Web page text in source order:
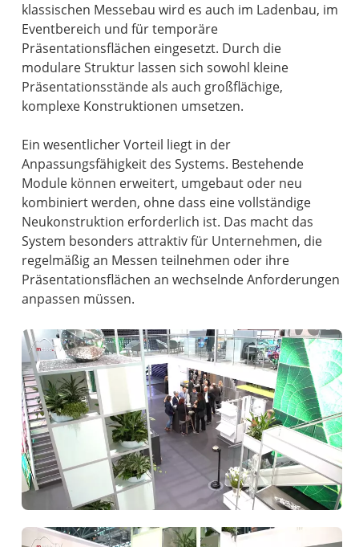
klassischen Messebau wird es auch im Ladenbau, im
Eventbereich und für temporäre
Präsentationsflächen eingesetzt. Durch die
modulare Struktur lassen sich sowohl kleine
Präsentationsstände als auch großflächige,
komplexe Konstruktionen umsetzen.
Ein wesentlicher Vorteil liegt in der
Anpassungsfähigkeit des Systems. Bestehende
Module können erweitert, umgebaut oder neu
kombiniert werden, ohne dass eine vollständige
Neukonstruktion erforderlich ist. Das macht das
System besonders attraktiv für Unternehmen, die
regelmäßig an Messen teilnehmen oder ihre
Präsentationsflächen an wechselnde Anforderungen
anpassen müssen.